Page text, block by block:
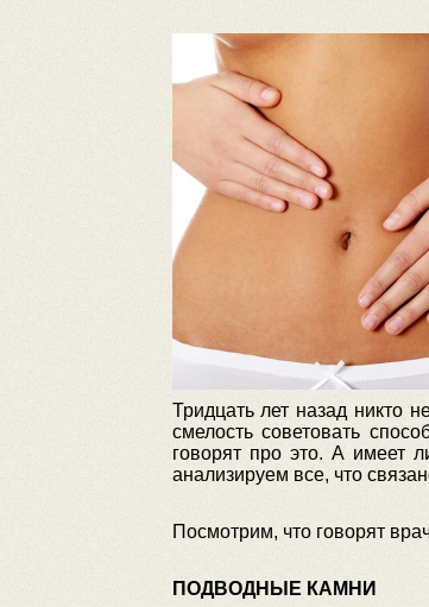
Тридцать лет назад никто
смелость советовать
говорят про это. А имеет
анализируем все, что
Посмотрим, что говорят
ПОДВОДНЫЕ КАМНИ